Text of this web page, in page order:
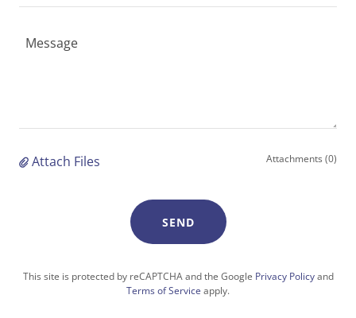
Attach Files Attachments (0)
SEND
This site is protected by reCAPTCHA and the Google Privacy Policyand
Terms of Service apply.